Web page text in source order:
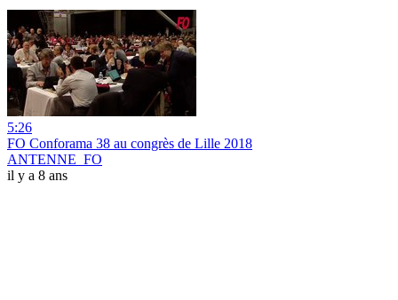
5:26
FO Conforama 38 au congrès de Lille 2018
ANTENNE_FO
il y a 8 ans